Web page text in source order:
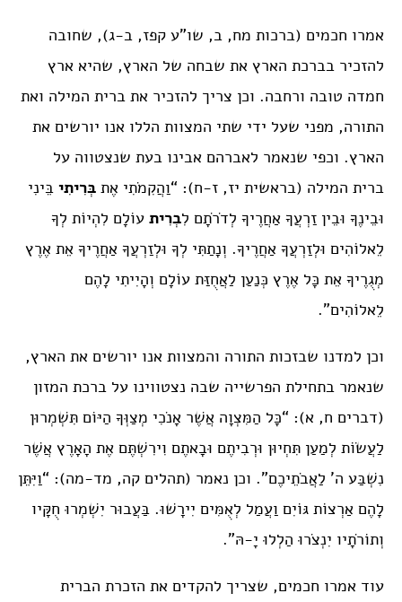
אמרו חכמים (ברכות מח, ב, שו”ע קפז, ב-ג), שחובה
להזכיר בברכת הארץ את שבחה של הארץ, שהיא ארץ
חמדה טובה ורחבה. וכן צריך להזכיר את ברית המילה ואת
התורה, מפני שעל ידי שתי המצוות הללו אנו יורשים את
הארץ. וכפי שנאמר לאברהם אבינו בעת שנצטווה על
ברית המילה (בראשית יז, ז-ח): “וַהֲקִמֹתִי אֶת בְּרִיתִי בֵּינִי
וּבֵינֶךָ וּבֵין זַרְעֲךָ אַחֲרֶיךָ לְדֹרֹתָם לִבְרִית עוֹלָם לִהְיוֹת לְךָ
לֵאלוֹהִים וּלְזַרְעֲךָ אַחֲרֶיךָ. וְנָתַתִּי לְךָ וּלְזַרְעֲךָ אַחֲרֶיךָ אֵת אֶרֶץ
מְגֻרֶיךָ אֵת כָּל אֶרֶץ כְּנַעַן לַאֲחֻזַּת עוֹלָם וְהָיִיתִי לָהֶם
לֵאלוֹהִים”.
וכן למדנו שבזכות התורה והמצוות אנו יורשים את הארץ,
שנאמר בתחילת הפרשייה שבה נצטווינו על ברכת המזון
(דברים ח, א): “כָּל הַמִּצְוָה אֲשֶׁר אָנֹכִי מְצַוְּךָ הַיּוֹם תִּשְׁמְרוּן
לַעֲשׂוֹת לְמַעַן תִּחְיוּן וּרְבִיתֶם וּבָאתֶם וִירִשְׁתֶּם אֶת הָאָרֶץ אֲשֶׁר
נִשְׁבַּע ה’ לַאֲבֹתֵיכֶם”. וכן נאמר (תהלים קה, מד-מה): “וַיִּתֵּן
לָהֶם אַרְצוֹת גּוֹיִם וַעֲמַל לְאֻמִּים יִירָשׁוּ. בַּעֲבוּר יִשְׁמְרוּ חֻקָּיו
וְתוֹרֹתָיו יִנְצֹרוּ הַלְלוּ יָ-הּ”.
עוד אמרו חכמים, שצריך להקדים את הזכרת הברית